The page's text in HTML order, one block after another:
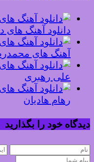
دانلود آهنگ های
آهنگ های
علی رهبری
رهام هادیان
دیدگاه خود را بگذارید